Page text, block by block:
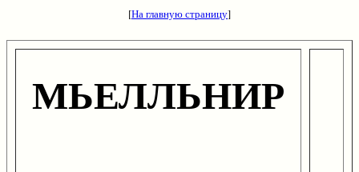
[На главную страницу]
МЬЕЛЛЬНИР